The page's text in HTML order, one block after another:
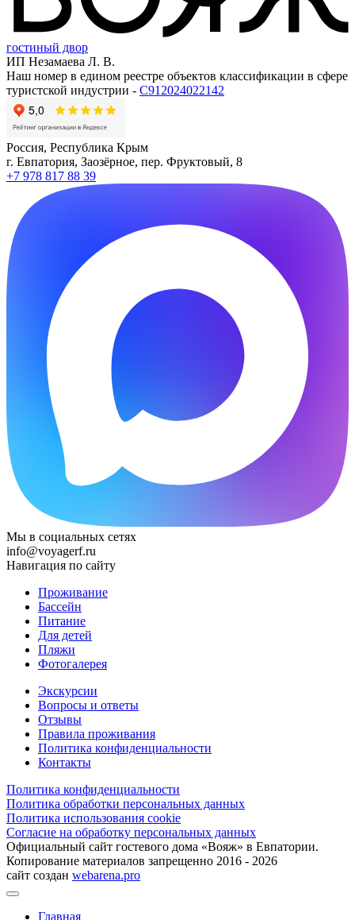
гостиный двор
ИП Незамаева Л. В.
Наш номер в едином реестре объектов классификации в сфере
туристской индустрии - С912024022142
Россия, Республика Крым
г. Евпатория, Заозёрное, пер. Фруктовый, 8
+7 978 817 88 39
Мы в социальных сетях
info@voyagerf.ru
Навигация по сайту
Проживание
Бассейн
Питание
Для детей
Пляжи
Фотогалерея
Экскурсии
Вопросы и ответы
Отзывы
Правила проживания
Политика конфиденциальности
Контакты
Политика конфиденциальности
Политика обработки персональных данных
Политика использования cookie
Согласие на обработку персональных данных
Официальный сайт гостевого дома «Вояж» в Евпатории.
Копирование материалов запрещенно 2016 - 2026
сайт создан webarena.pro
Главная